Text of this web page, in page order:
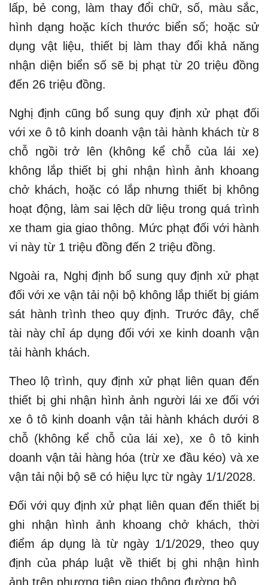
lấp, bẻ cong, làm thay đổi chữ, số, màu sắc,
hình dạng hoặc kích thước biển số; hoặc sử
dụng vật liệu, thiết bị làm thay đổi khả năng
nhận diện biển số sẽ bị phạt từ 20 triệu đồng
đến 26 triệu đồng.
Nghị định cũng bổ sung quy định xử phạt đối
với xe ô tô kinh doanh vận tải hành khách từ 8
chỗ ngồi trở lên (không kể chỗ của lái xe)
không lắp thiết bị ghi nhận hình ảnh khoang
chở khách, hoặc có lắp nhưng thiết bị không
hoạt động, làm sai lệch dữ liệu trong quá trình
xe tham gia giao thông. Mức phạt đối với hành
vi này từ 1 triệu đồng đến 2 triệu đồng.
Ngoài ra, Nghị định bổ sung quy định xử phạt
đối với xe vận tải nội bộ không lắp thiết bị giám
sát hành trình theo quy định. Trước đây, chế
tài này chỉ áp dụng đối với xe kinh doanh vận
tải hành khách.
Theo lộ trình, quy định xử phạt liên quan đến
thiết bị ghi nhận hình ảnh người lái xe đối với
xe ô tô kinh doanh vận tải hành khách dưới 8
chỗ (không kể chỗ của lái xe), xe ô tô kinh
doanh vận tải hàng hóa (trừ xe đầu kéo) và xe
vận tải nội bộ sẽ có hiệu lực từ ngày 1/1/2028.
Đối với quy định xử phạt liên quan đến thiết bị
ghi nhận hình ảnh khoang chở khách, thời
điểm áp dụng là từ ngày 1/1/2029, theo quy
định của pháp luật về thiết bị ghi nhận hình
ảnh trên phương tiện giao thông đường bộ.